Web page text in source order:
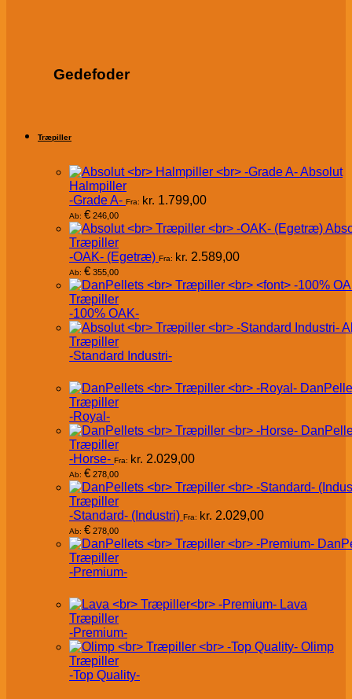
Gedefoder
Træpiller
Absolut
Halmpiller
-Grade A- Fra: kr. 1.799,00
Ab: € 246,00
Træpiller
-OAK- (Egetræ) Fra: kr. 2.589,00
Ab: € 355,00
Træpiller
-100% OAK-
Træpiller
-Standard Industri-
Træpiller
-Royal-
Træpiller
-Horse- Fra: kr. 2.029,00
Ab: € 278,00
Træpiller
-Standard- (Industri) Fra: kr. 2.029,00
Ab: € 278,00
Træpiller
-Premium-
Lava
Træpiller
-Premium-
Olimp
Træpiller
-Top Quality-